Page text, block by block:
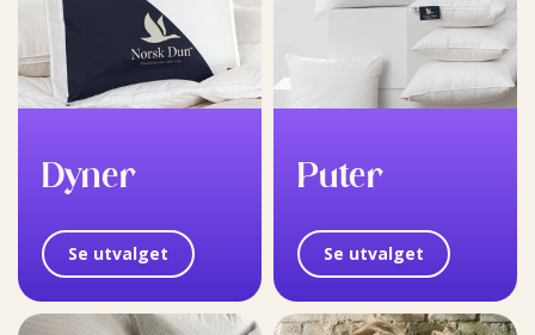
Dyner
Se utvalget
Puter
Se utvalget